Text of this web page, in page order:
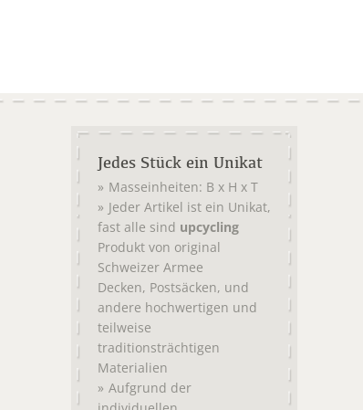
Jedes Stück ein Unikat
Masseinheiten: B x H x T
Jeder Artikel ist ein Unikat,
fast alle sind upcycling
Produkt von original
Schweizer Armee
Decken, Postsäcken, und
andere hochwertigen und
teilweise
traditionsträchtigen
Materialien
Aufgrund der